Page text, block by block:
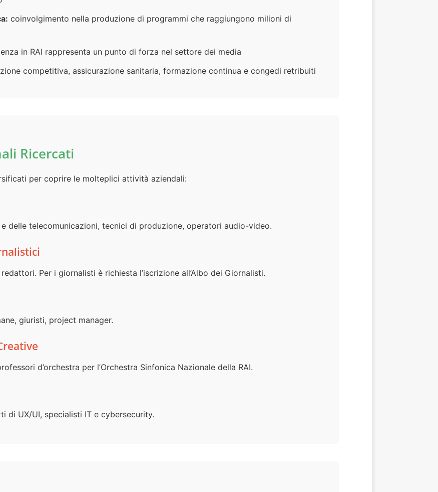
coinvolgimento nella produzione di programmi che raggiungono milioni di
in RAI rappresenta un punto di forza nel settore dei media
competitiva, assicurazione sanitaria, formazione continua e congedi retribuiti
Ricercati
per coprire le molteplici attività aziendali:
delle telecomunicazioni, tecnici di produzione, operatori audio-video.
Per i giornalisti è richiesta l’iscrizione all’Albo dei Giornalisti.
giuristi, project manager.
d’orchestra per l’Orchestra Sinfonica Nazionale della RAI.
di UX/UI, specialisti IT e cybersecurity.